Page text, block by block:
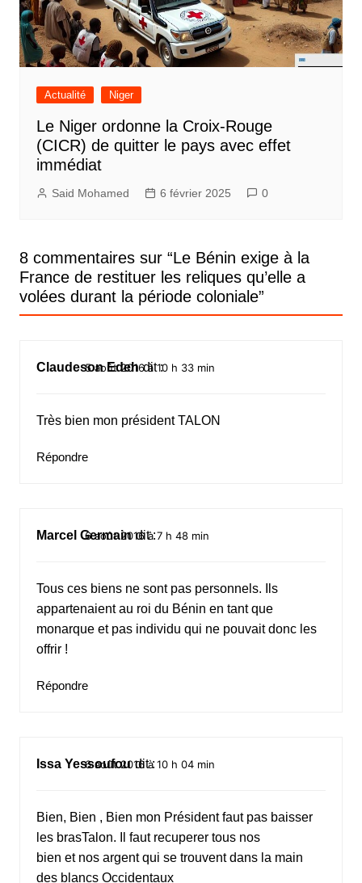
Actualité Niger
Le Niger ordonne la Croix-Rouge
(CICR) de quitter le pays avec effet
immédiat
Said Mohamed 6 février 2025 0
8 commentaires sur “Le Bénin exige à la
France de restituer les reliques qu’elle a
volées durant la période coloniale”
Claudeson Edeh dit :
5 août 2016 à 10 h 33 min
Très bien mon président TALON
Répondre
Marcel Germain dit :
6 août 2016 à 7 h 48 min
Tous ces biens ne sont pas personnels. Ils
appartenaient au roi du Bénin en tant que
monarque et pas individu qui ne pouvait donc les
offrir !
Répondre
Issa Yessoufou dit :
6 août 2016 à 10 h 04 min
Bien, Bien , Bien mon Président faut pas baisser
les brasTalon. Il faut recuperer tous nos
bien et nos argent qui se trouvent dans la main
des blancs Occidentaux